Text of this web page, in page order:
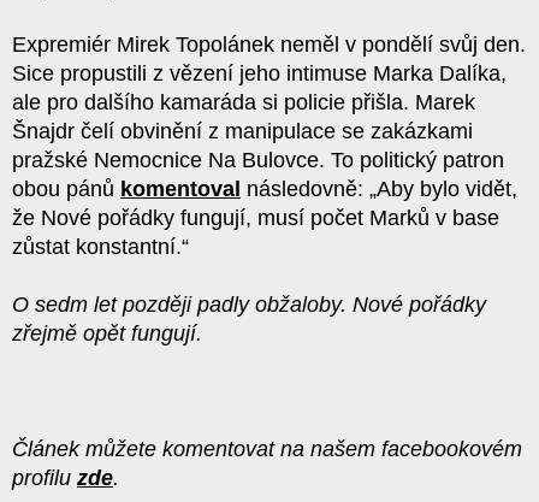
Expremiér Mirek Topolánek neměl v pondělí svůj den.
Sice propustili z vězení jeho intimuse Marka Dalíka,
ale pro dalšího kamaráda si policie přišla. Marek
Šnajdr čelí obvinění z manipulace se zakázkami
pražské Nemocnice Na Bulovce. To politický patron
obou pánů komentoval následovně: „Aby bylo vidět,
že Nové pořádky fungují, musí počet Marků v base
zůstat konstantní.“
O sedm let později padly obžaloby. Nové pořádky
zřejmě opět fungují.
Článek můžete komentovat na našem facebookovém
profilu zde.